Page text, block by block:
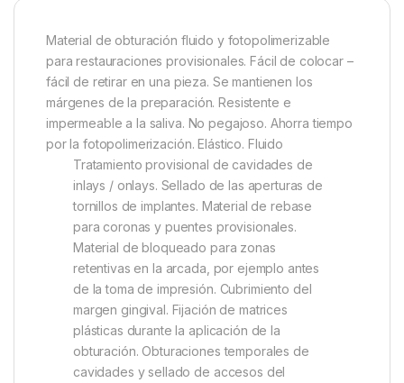
Material de obturación fluido y fotopolimerizable
para restauraciones provisionales. Fácil de colocar –
fácil de retirar en una pieza. Se mantienen los
márgenes de la preparación. Resistente e
impermeable a la saliva. No pegajoso. Ahorra tiempo
por la fotopolimerización. Elástico. Fluido
Tratamiento provisional de cavidades de
inlays / onlays. Sellado de las aperturas de
tornillos de implantes. Material de rebase
para coronas y puentes provisionales.
Material de bloqueado para zonas
retentivas en la arcada, por ejemplo antes
de la toma de impresión. Cubrimiento del
margen gingival. Fijación de matrices
plásticas durante la aplicación de la
obturación. Obturaciones temporales de
cavidades y sellado de accesos del